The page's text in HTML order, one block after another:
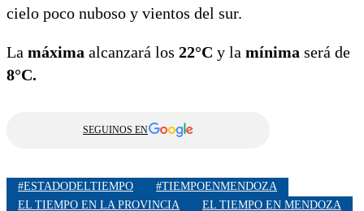
cielo poco nuboso y vientos del sur.
La máxima alcanzará los 22°C y la mínima será de
8°C.
SEGUINOS EN
#ESTADODELTIEMPO
#TIEMPOENMENDOZA
EL TIEMPO EN LA PROVINCIA
EL TIEMPO EN MENDOZA